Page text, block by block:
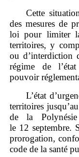
Cette
des mesures de
loi pour limiter
territoires, y
ou d’interdiction
régime de
pouvoir
L’état
territoires
de la
le 12 septembre.
prorogation,
code de la santé